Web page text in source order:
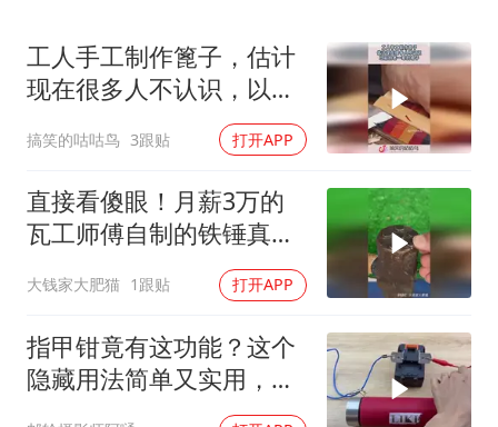
酒店回应车内过夜被收150元
36岁男演员成景区NPC后人气爆棚
几元成本的AI广告导致千万市值蒸发
工人手工制作篦子，估计
现在很多人不认识，以前
搞笑的咕咕鸟 3跟贴 打开APP
直接看傻眼！月薪3万的
瓦工师傅自制的铁锤真的
大钱家大肥猫 1跟贴 打开APP
指甲钳竟有这功能？这个
隐藏用法简单又实用，很